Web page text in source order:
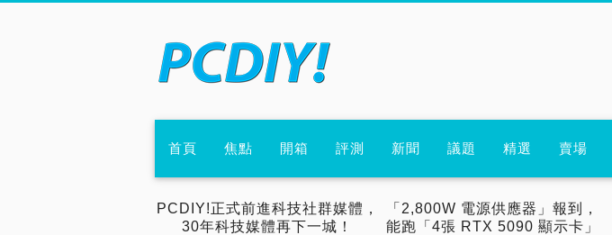
首頁 焦點 開箱 評測 新聞 議題 精選 賣場
PCDIY!正式前進科技社群媒體，
30年科技媒體再下一城！
「2,800W 電源供應器」報到，
能跑「4張 RTX 5090 顯示卡」